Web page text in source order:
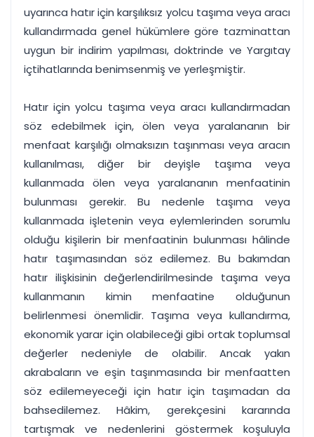
uyarınca hatır için karşılıksız yolcu taşıma veya aracı
kullandırmada genel hükümlere göre tazminattan
uygun bir indirim yapılması, doktrinde ve Yargıtay
içtihatlarında benimsenmiş ve yerleşmiştir.
Hatır için yolcu taşıma veya aracı kullandırmadan
söz edebilmek için, ölen veya yaralananın bir
menfaat karşılığı olmaksızın taşınması veya aracın
kullanılması, diğer bir deyişle taşıma veya
kullanmada ölen veya yaralananın menfaatinin
bulunması gerekir. Bu nedenle taşıma veya
kullanmada işletenin veya eylemlerinden sorumlu
olduğu kişilerin bir menfaatinin bulunması hâlinde
hatır taşımasından söz edilemez. Bu bakımdan
hatır ilişkisinin değerlendirilmesinde taşıma veya
kullanmanın kimin menfaatine olduğunun
belirlenmesi önemlidir. Taşıma veya kullandırma,
ekonomik yarar için olabileceği gibi ortak toplumsal
değerler nedeniyle de olabilir. Ancak yakın
akrabaların ve eşin taşınmasında bir menfaatten
söz edilemeyeceği için hatır için taşımadan da
bahsedilemez. Hâkim, gerekçesini kararında
tartışmak ve nedenlerini göstermek koşuluyla